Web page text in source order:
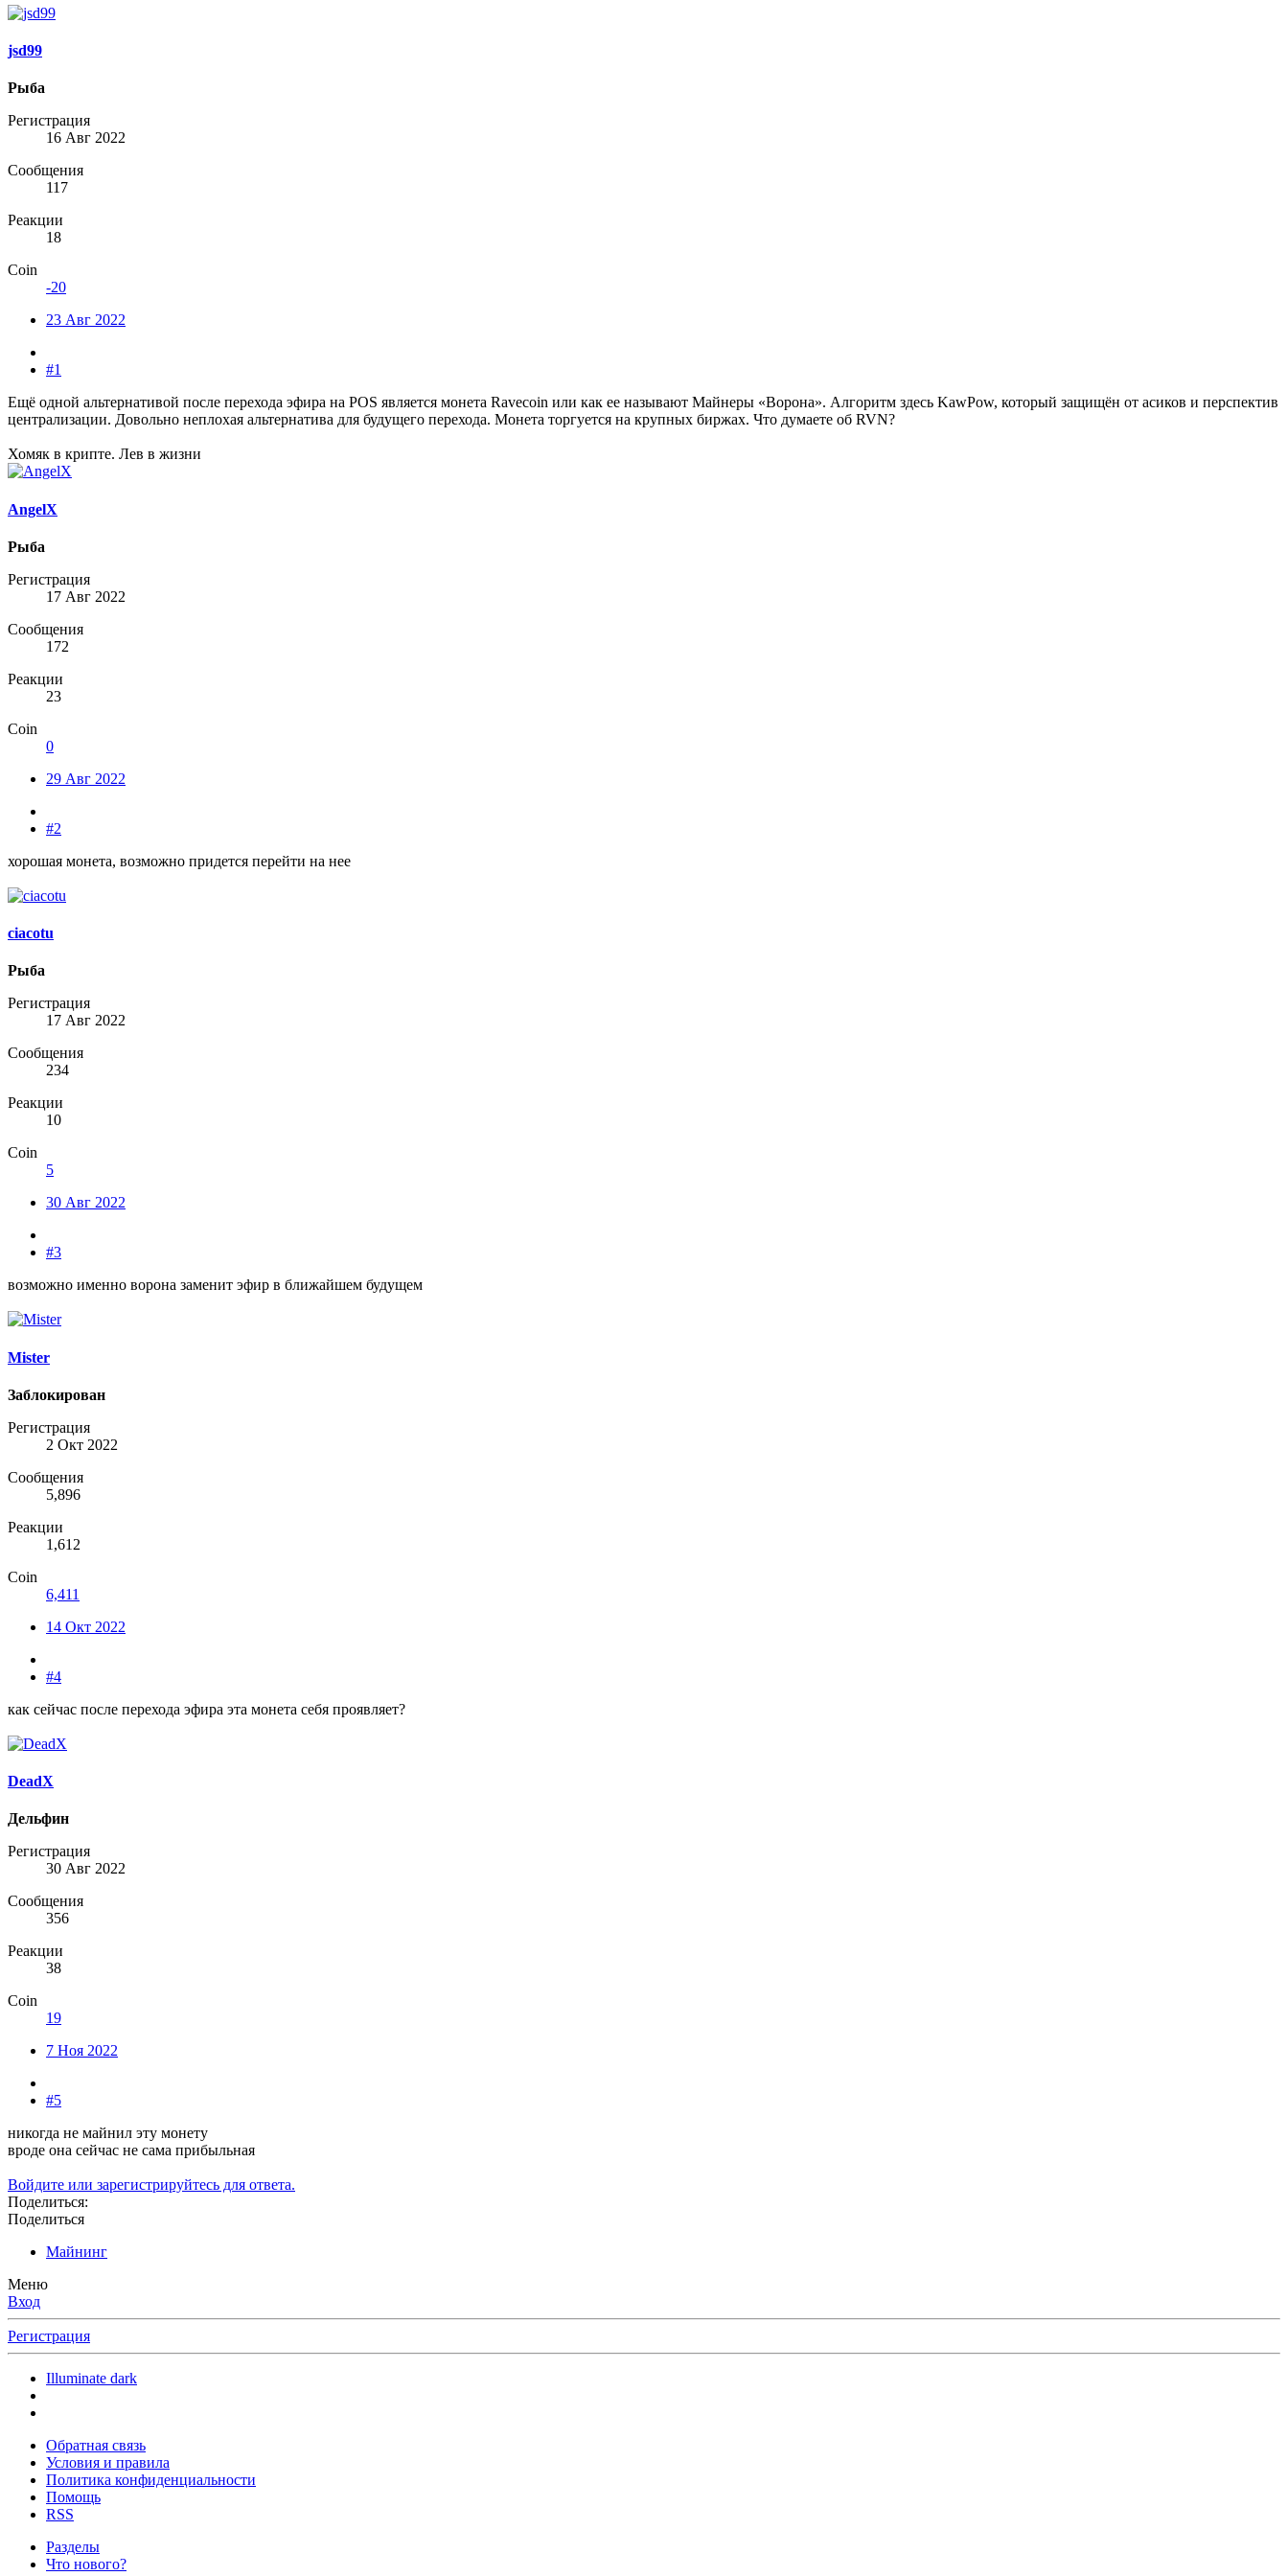
jsd99
Рыба
Регистрация
16 Авг 2022
Сообщения
117
Реакции
18
Coin
-20
23 Авг 2022
#1
Ещё одной альтернативой после перехода эфира на POS является монета Ravecoin или как ее называют Майнеры «Ворона». Алгоритм здесь KawPow, который защищён от асиков и перспектив
централизации. Довольно неплохая альтернатива для будущего перехода. Монета торгуется на крупных биржах. Что думаете об RVN?
Хомяк в крипте. Лев в жизни
AngelX
Рыба
Регистрация
17 Авг 2022
Сообщения
172
Реакции
23
Coin
0
29 Авг 2022
#2
хорошая монета, возможно придется перейти на нее
ciacotu
Рыба
Регистрация
17 Авг 2022
Сообщения
234
Реакции
10
Coin
5
30 Авг 2022
#3
возможно именно ворона заменит эфир в ближайшем будущем
Mister
Заблокирован
Регистрация
2 Окт 2022
Сообщения
5,896
Реакции
1,612
Coin
6,411
14 Окт 2022
#4
как сейчас после перехода эфира эта монета себя проявляет?
DeadX
Дельфин
Регистрация
30 Авг 2022
Сообщения
356
Реакции
38
Coin
19
7 Ноя 2022
#5
никогда не майнил эту монету
вроде она сейчас не сама прибыльная
Войдите или зарегистрируйтесь для ответа.
Поделиться:
Поделиться
Майнинг
Меню
Вход
Регистрация
Illuminate dark
Обратная связь
Условия и правила
Политика конфиденциальности
Помощь
RSS
Разделы
Что нового?